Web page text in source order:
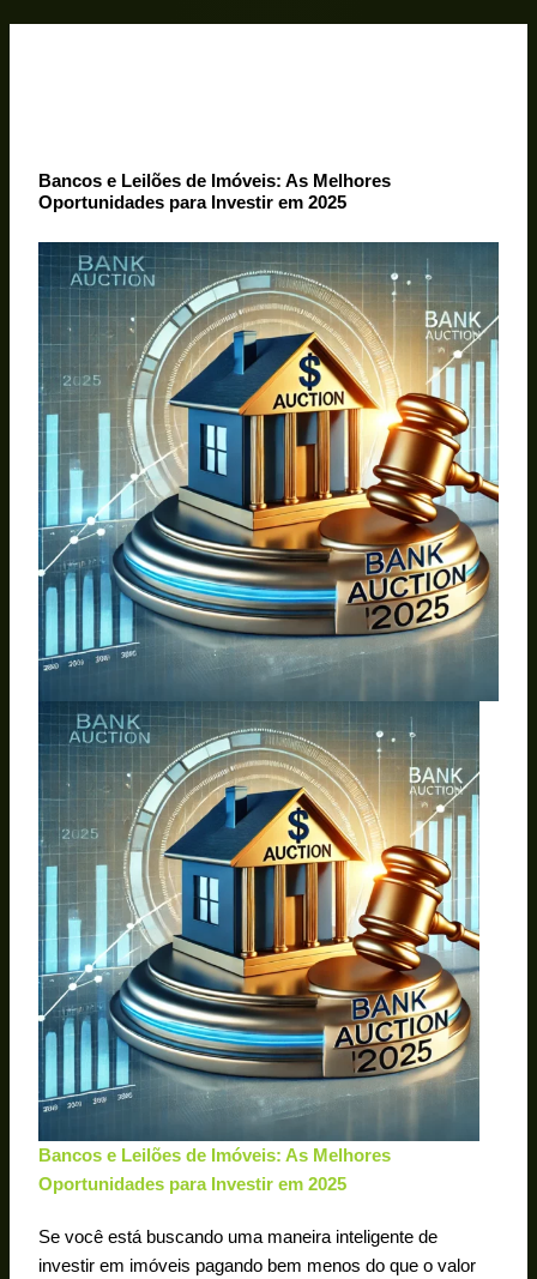
Bancos e Leilões de Imóveis: As Melhores
Oportunidades para Investir em 2025
Bancos e Leilões de Imóveis: As Melhores
Oportunidades para Investir em 2025
Se você está buscando uma maneira inteligente de
investir em imóveis pagando bem menos do que o valor